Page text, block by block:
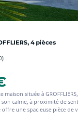
4 pièces
maison située à
calme, à proximité de
une spacieuse pièce de